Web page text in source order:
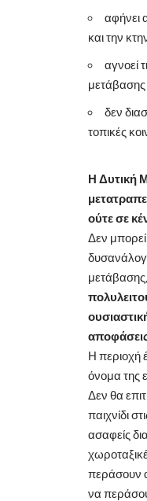
αφήνει
και την
αγνοεί
μετάβασης
δεν
τοπικές
Η Δυτική
ούτε σε
Δεν
Η περιοχή
όνομα της
Δεν θα
παιχνίδι
ασαφείς
περάσουν
να